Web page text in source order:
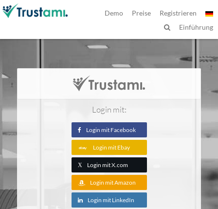
Registrieren
Preise
Demo
Einführung
Login mit:
Login mit Facebook
Login mit Ebay
X Login mit X.com
Login mit Amazon
Login mit LinkedIn